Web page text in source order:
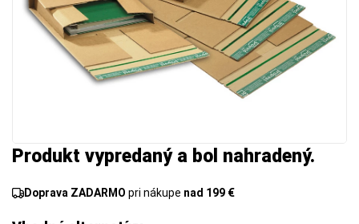
Produkt vypredaný a bol nahradený.
Doprava ZADARMO pri nákupe nad 199 €